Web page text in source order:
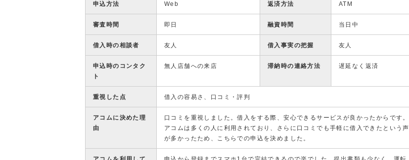
申込方法 Web 返済方法 ATM
審査時間 即日 融資時間 当日中
借入時の相談者 友人 借入事実の把握 友人
申込時のコンタク
ト
無人店舗への来店 滞納時の連絡方法 遅延なく返済
重視した点 借入の容易さ、口コミ・評判
アコムに決めた理
由
口コミを重視しました。借入をする際、安心できるサービスが良かったからです。
アコムは多くの人に利用されており、さらに口コミでも手軽に借入できたという声
が多かったため、こちらでの申込を決めました。